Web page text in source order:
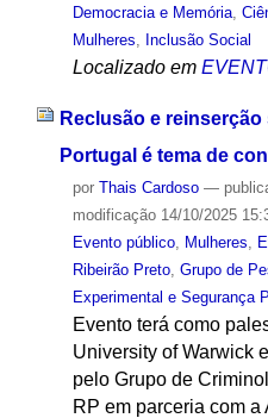
Democracia e Memória,
Mulheres
Inclusão Social
Localizado em
Reclusão e
Portugal é tema de
por Thais Cardoso —
modificação14/10/2025
Evento público, Mulheres
Ribeirão Preto, Grupo de
Experimental e Segurança
Evento terá como
University of Warwick
pelo Grupo de
RP em parceria com a